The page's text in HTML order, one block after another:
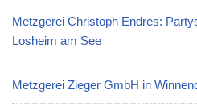
Metzgerei Christoph Endres:
Losheim am See
Metzgerei Zieger GmbH in